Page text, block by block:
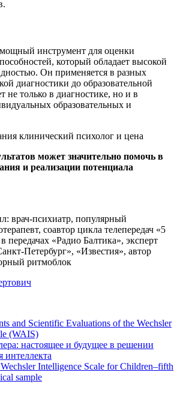
мощный инструмент для оценки
который обладает высокой
Он применяется в разных
диагностики до образовательной
не только в диагностике, но и в
образовательных и
может значительно помочь в
и реализации потенциала
врач-психиатр, популярный
соавтор цикла телепередач «5
передачах «Радио Балтика», эксперт
Петербург», «Известия», автор
ритмоблок
and Scientific Evaluations of the Wechsler
(WAIS)
настоящее и будущее в решении
интеллекта
Intelligence Scale for Children–fifth
sample